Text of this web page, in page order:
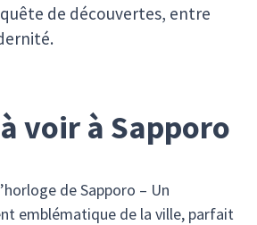
de découvertes, entre
voir à Sapporo
de Sapporo – Un
emblématique de la ville, parfait